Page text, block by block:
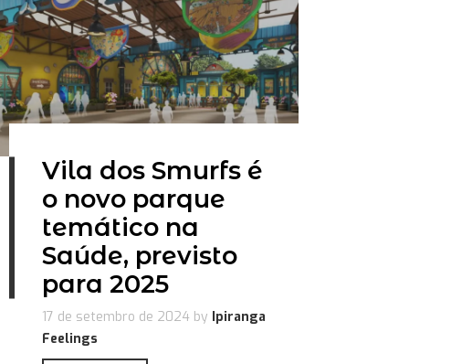
Vila dos Smurfs é
o novo parque
temático na
Saúde, previsto
para 2025
17 de setembro de 2024 by Ipiranga
Feelings